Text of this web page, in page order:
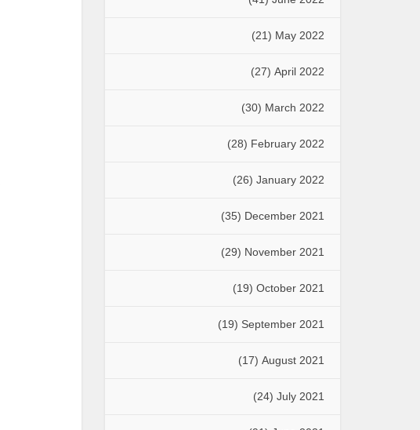
May 2022
(21)
April 2022
(27)
March 2022
(30)
February 2022
(28)
January 2022
(26)
December 2021
(35)
November 2021
(29)
October 2021
(19)
September 2021
(19)
August 2021
(17)
July 2021
(24)